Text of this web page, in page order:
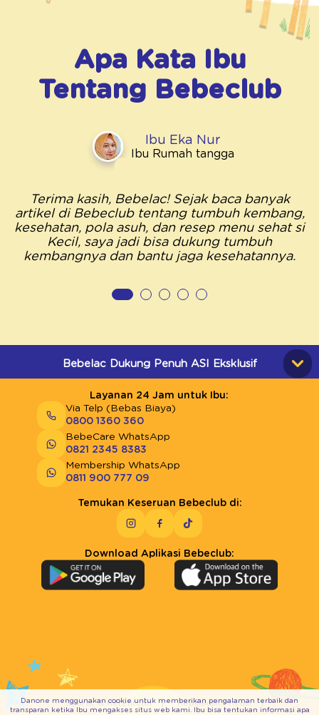
Apa Kata Ibu
Tentang Bebeclub
Ibu Eka Nur
Ibu Rumah tangga
Terima kasih, Bebelac! Sejak baca banyak
artikel di Bebeclub tentang tumbuh kembang,
kesehatan, pola asuh, dan resep menu sehat si
Kecil, saya jadi bisa dukung tumbuh
kembangnya dan bantu jaga kesehatannya.
Bebelac Dukung Penuh ASI Eksklusif
Layanan 24 Jam untuk Ibu:
Via Telp (Bebas Biaya)
0800 1360 360
BebeCare WhatsApp
0821 2345 8383
Membership WhatsApp
0811 900 777 09
Temukan Keseruan Bebeclub di:
Download Aplikasi Bebeclub:
Syarat & Ketentuan Kebijakan Privasi
Danone menggunakan cookie untuk memberikan pengalaman terbaik dan
transparan ketika Ibu mengakses situs web kami. Ibu bisa tentukan informasi apa